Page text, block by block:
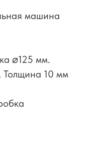
машина
⌀125 мм.
Толщина 10 мм